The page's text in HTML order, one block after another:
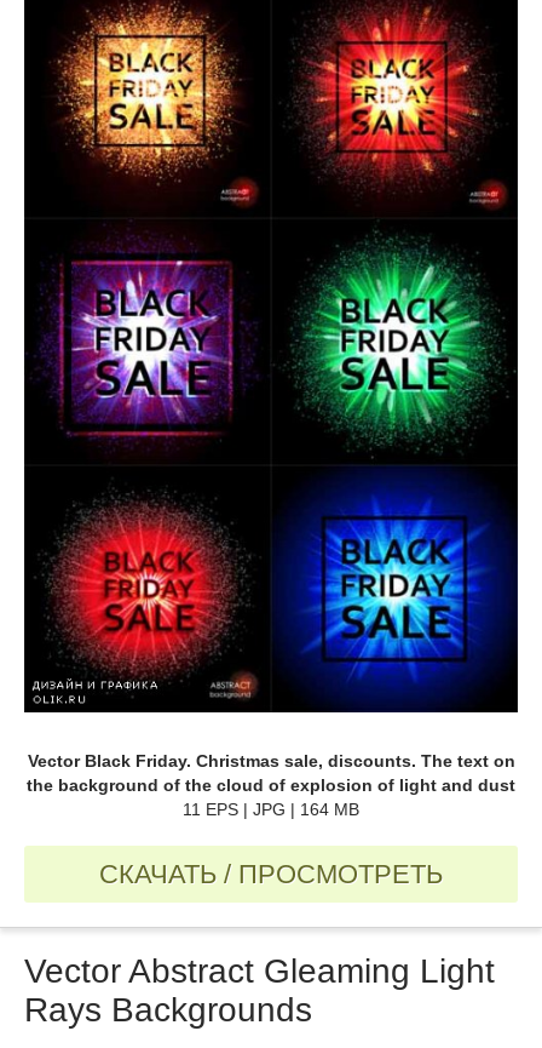
Vector Black Friday. Christmas sale, discounts. The text on
the background of the cloud of explosion of light and dust
11 EPS | JPG | 164 MB
СКАЧАТЬ / ПРОСМОТРЕТЬ
Vector Abstract Gleaming Light
Rays Backgrounds